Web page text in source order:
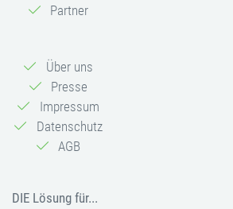
Partner
Über uns
Presse
Impressum
Datenschutz
AGB
DIE Lösung für...